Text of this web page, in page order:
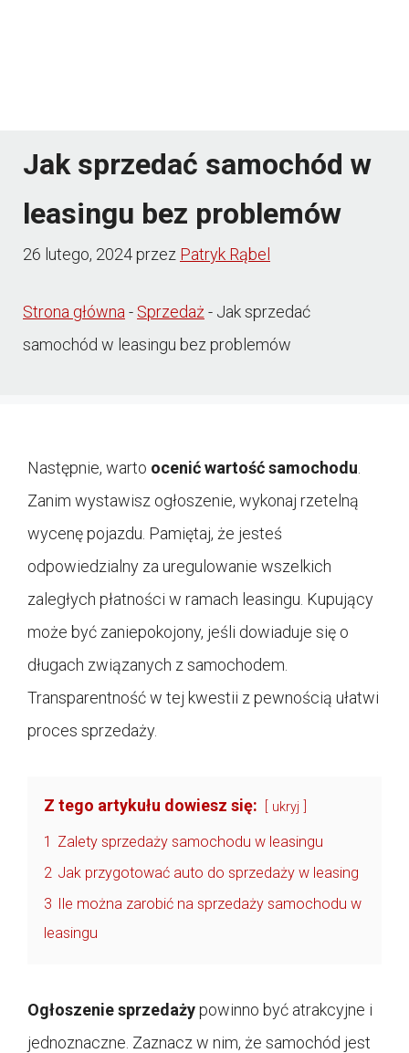
Jak sprzedać samochód w
leasingu bez problemów
26 lutego, 2024przez Patryk Rąbel
Strona główna- Sprzedaż- Jak sprzedać
samochód w leasingu bez problemów
Następnie, warto ocenić wartość samochodu
Zanim wystawisz ogłoszenie, wykonaj rzetelną
wycenę pojazdu. Pamiętaj, że jesteś
odpowiedzialny za uregulowanie wszelkich
zaległych płatności w ramach leasingu. Kupujący
może być zaniepokojony, jeśli dowiaduje się o
długach związanych z samochodem.
Transparentność w tej kwestii z pewnością ułatwi
proces sprzedaży.
Z tego artykułu dowiesz się: ukryj
1 Zalety sprzedaży samochodu w leasingu
2 Jak przygotować auto do sprzedaży w leasing
3 Ile można zarobić na sprzedaży samochodu w
leasingu
Ogłoszenie sprzedażypowinno być atrakcyjne i
jednoznaczne. Zaznacz w nim, że samochód jest